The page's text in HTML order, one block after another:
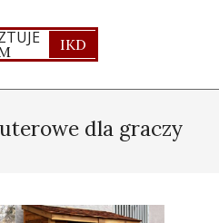
IKD
dla graczy